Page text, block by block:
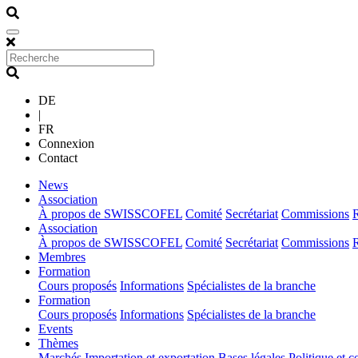
DE
|
FR
Connexion
Contact
News(current)
Association
À propos de SWISSCOFEL Comité Secrétariat Commissions
Association
À propos de SWISSCOFEL Comité Secrétariat Commissions
Membres(current)
Formation
Cours proposés Informations Spécialistes de la branche
Formation
Cours proposés Informations Spécialistes de la branche
Events(current)
Thèmes(current)